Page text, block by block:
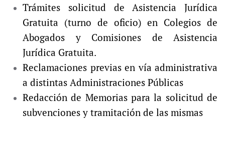
Trámites solicitud de Asistencia Jurídica
Gratuita (turno de oficio) en Colegios de
Abogados y Comisiones de Asistencia
Jurídica Gratuita.
Reclamaciones previas en vía administrativa
a distintas Administraciones Públicas
Redacción de Memorias para la solicitud de
subvenciones y tramitación de las mismas